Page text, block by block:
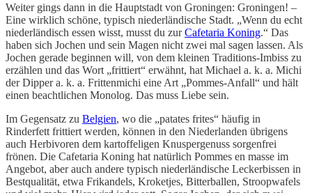
Weiter gings dann in die Hauptstadt von Groningen: Groningen! –
Eine wirklich schöne, typisch niederländische Stadt. „Wenn du echt
niederländisch essen wisst, musst du zurCafetaria Koning.“ Das
haben sich Jochen und sein Magen nicht zwei mal sagen lassen. Als
Jochen gerade beginnen will, von dem kleinen Traditions-Imbiss zu
erzählen und das Wort „frittiert“ erwähnt, hat Michael a. k. a. Michi
der Dipper a. k. a. Frittenmichi eine Art „Pommes-Anfall“ und hält
einen beachtlichen Monolog. Das muss Liebe sein.
Im Gegensatz zu Belgien, wo die „patates frites“ häufig in
Rinderfett frittiert werden, können in den Niederlanden übrigens
auch Herbivoren dem kartoffeligen Knuspergenuss sorgenfrei
frönen. Die Cafetaria Koning hat natürlich Pommes en masse im
Angebot, aber auch andere typisch niederländische Leckerbissen in
Bestqualität, etwa Frikandels, Kroketjes, Bitterballen, Stroopwafels